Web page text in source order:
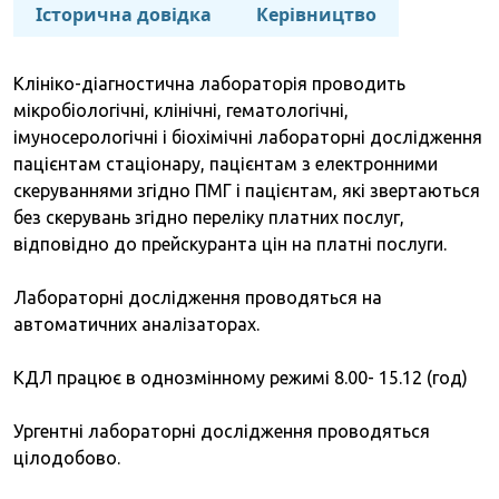
Історична довідка
Керівництво
Клініко-діагностична лабораторія проводить
мікробіологічні, клінічні, гематологічні,
імуносерологічні і біохімічні лабораторні дослідження
пацієнтам стаціонару, пацієнтам з електронними
скеруваннями згідно ПМГ і пацієнтам, які звертаються
без скерувань згідно переліку платних послуг,
відповідно до прейскуранта цін на платні послуги.
Лабораторні дослідження проводяться на
автоматичних аналізаторах.
КДЛ працює в однозмінному режимі 8.00- 15.12 (год)
Ургентні лабораторні дослідження проводяться
цілодобово.